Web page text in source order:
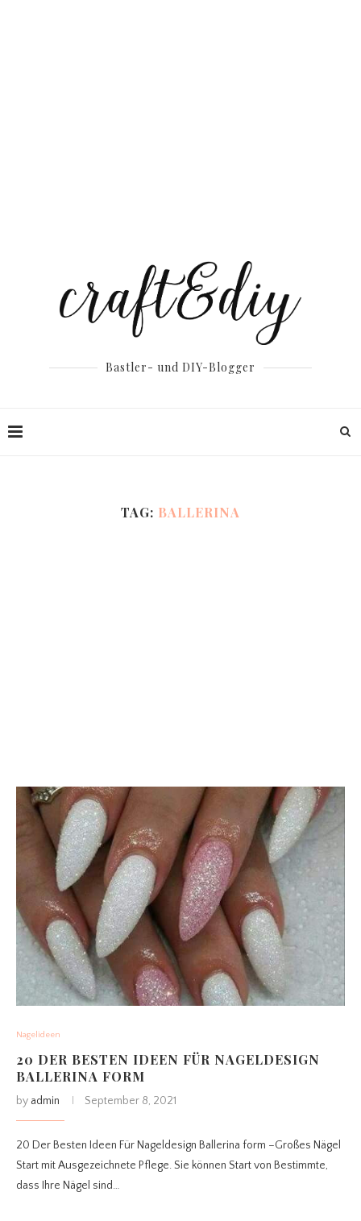
Bastler- und DIY-Blogger
TAG: BALLERINA
Nagelideen
20 DER BESTEN IDEEN FÜR NAGELDESIGN
BALLERINA FORM
by admin September 8, 2021
20 Der Besten Ideen Für Nageldesign Ballerina form –Großes Nägel
Start mit Ausgezeichnete Pflege. Sie können Start von Bestimmte,
dass Ihre Nägel sind…